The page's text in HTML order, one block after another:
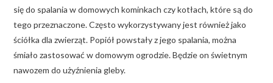
się do spalania w domowych kominkach czy kotłach, które są do
tego przeznaczone. Często wykorzystywany jest również jako
ściółka dla zwierząt. Popiół powstały z jego spalania, można
śmiało zastosować w domowym ogrodzie. Będzie on świetnym
nawozem do użyźnienia gleby.